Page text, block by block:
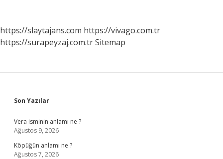
https://slaytajans.com https://vivago.com.tr
https://surapeyzaj.com.trSitemap
Sidebar
Son Yazılar
Vera isminin anlamı ne ?
Ağustos 9, 2026
Köpüğün anlamı ne ?
Ağustos 7, 2026